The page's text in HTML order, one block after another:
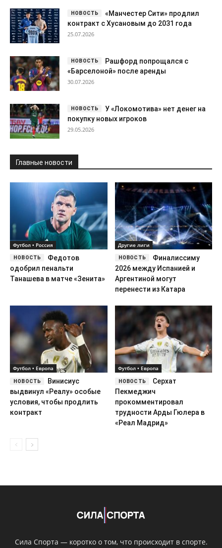
«Манчестер Сити» продлил
контракт с Хусановым до 2031 года
25.07.2026
Рашфорд попрощался с
«Барселоной» после аренды
30.07.2026
У «Локомотива» нет денег на
покупку новых игроков
29.05.2026
Главные новости
Футбол • Россия
Федотов
одобрил пенальти
Танашева в матче «Зенита»
­Другие лиги
Финалиссиму
2026 между Испанией и
Аргентиной могут
перенести из Катара
Футбол • Европа
Винисиус
выдвинул «Реалу» особые
условия, чтобы продлить
контракт
Футбол • Европа
Серхат
Пекмеджич
прокомментировал
трудности Арды Гюлера в
«Реал Мадрид»
Сила Спорта — коротко о том, что происходит в спорте.